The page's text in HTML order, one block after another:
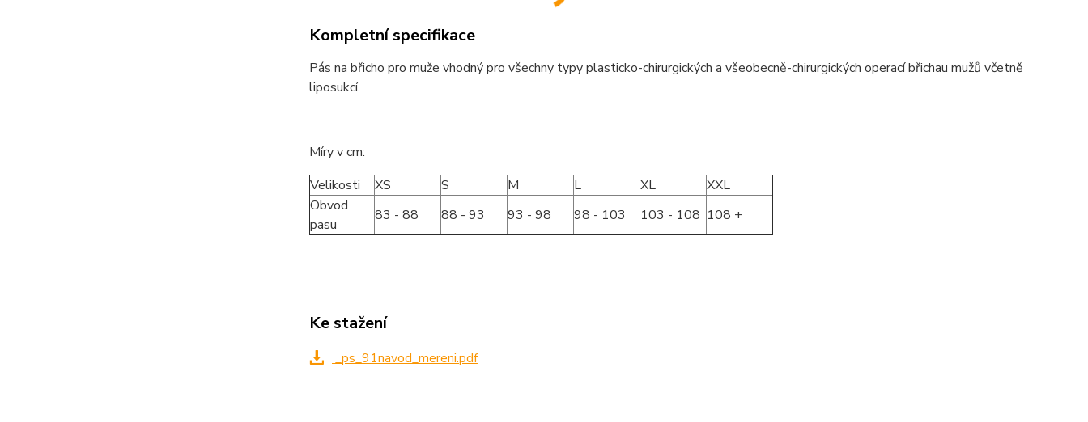
Kompletní specifikace
Pás na břicho pro muže vhodný pro všechny typy plasticko-chirurgických a všeobecně-chirurgických operací břichau mužů včetně
liposukcí.
Míry v cm:
Velikosti
XS S M L XL
XXL
Obvod
pasu
83 - 88 88 - 93 93 - 98 98 - 103 103 - 108 108 +
Ke stažení
_ps_91navod_mereni.pdf